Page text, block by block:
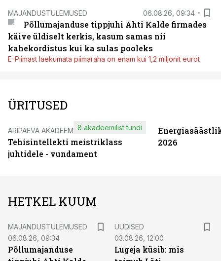
MAJANDUSTULEMUSED 06.08.26, 09:34
Põllumajanduse tippjuhi Ahti Kalde firmades
käive üldiselt kerkis, kasum samas nii
kahekordistus kui ka sulas pooleks
E-Piimast laekumata piimaraha on enam kui 1,2 miljonit eurot
ÜRITUSED
ÄRIPÄEVA AKADEEMIA
Tehisintellekti meistriklass
juhtidele - vundament
8 akadeemilist tundi
2026
HETKEL KUUM
MAJANDUSTULEMUSED
06.08.26, 09:34
Põllumajanduse
UUDISED
03.08.26, 12:00
Lugeja küsib: mis